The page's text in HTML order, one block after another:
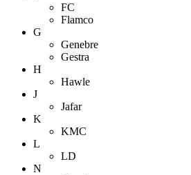
FC
Flamco
G
Genebre
Gestra
H
Hawle
J
Jafar
K
KMC
L
LD
N